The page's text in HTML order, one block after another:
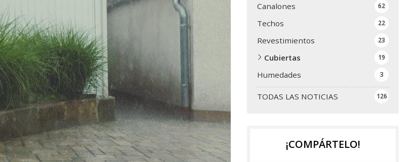
TODAS LAS NOTICIAS 126
Canalones 62
Techos 22
Revestimientos 23
Cubiertas 19
Humedades 3
¡COMPÁRTELO!